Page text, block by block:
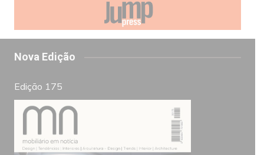
Nova Edição
Edição 175